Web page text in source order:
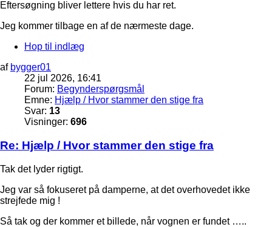
Eftersøgning bliver lettere hvis du har ret.
Jeg kommer tilbage en af de nærmeste dage.
Hop til indlæg
af bygger01
22 jul 2026, 16:41
Forum: Begynderspørgsmål
Emne: Hjælp / Hvor stammer den stige fra
Svar: 13
Visninger: 696
Re: Hjælp / Hvor stammer den stige fra
Tak det lyder rigtigt.
Jeg var så fokuseret på damperne, at det overhovedet ikke
strejfede mig !
Så tak og der kommer et billede, når vognen er fundet …..